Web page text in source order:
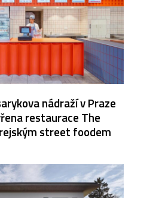
nádraží v Praze
restaurace The
street foodem